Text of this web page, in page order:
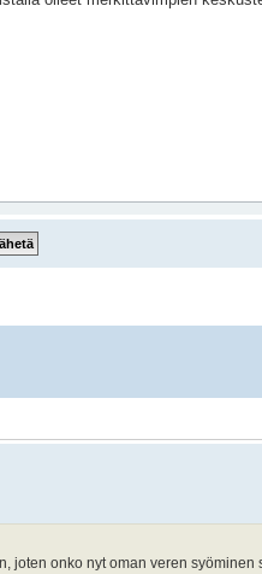
onko nyt oman veren